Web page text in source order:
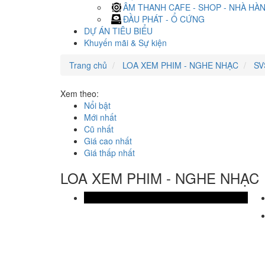
ÂM THANH CAFE - SHOP - NHÀ
ĐẦU PHÁT - Ổ CỨNG
DỰ ÁN TIÊU BIỂU
Khuyến mãi & Sự kiện
Trang chủ
LOA XEM PHIM - NGHE NHẠC
Xem theo:
Nổi bật
Mới nhất
Cũ nhất
Giá cao nhất
Giá thấp nhất
LOA XEM PHIM - NGHE NHẠC